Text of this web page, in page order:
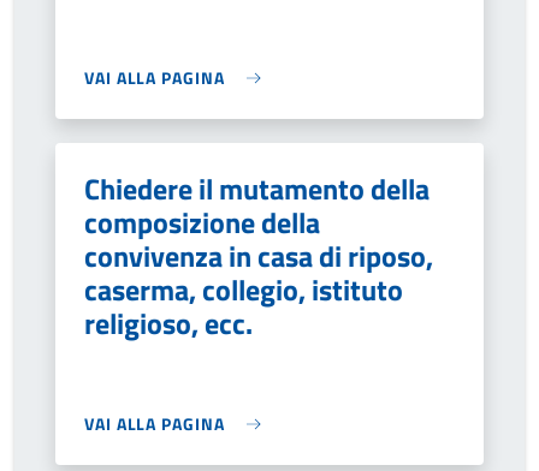
VAI ALLA PAGINA
Chiedere il mutamento della
composizione della
convivenza in casa di riposo,
caserma, collegio, istituto
religioso, ecc.
VAI ALLA PAGINA